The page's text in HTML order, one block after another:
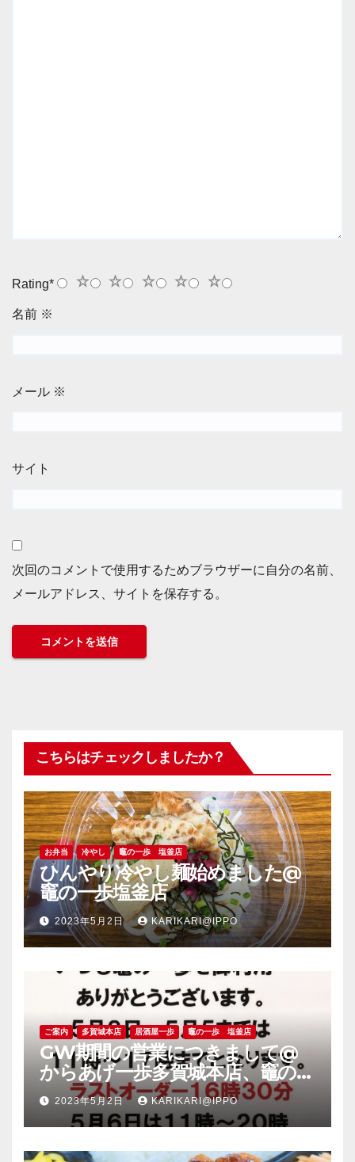
Rating* 5
4
3
2
1
名前 ※
メール ※
サイト
次回のコメントで使用するためブラウザーに自分の名前、
メールアドレス、サイトを保存する。
こちらはチェックしましたか？
お弁当 冷やし 竈の一歩 塩釜店
ひんやり冷やし麺始めました@
竈の一歩塩釜店
2023年5月2日 KARIKARI@IPPO
ご案内 多賀城本店 居酒屋一歩 竈の一歩 塩釜店
GW期間の営業につきまして@
からあげ一歩多賀城本店、竈の一
歩塩釜店
2023年5月2日 KARIKARI@IPPO